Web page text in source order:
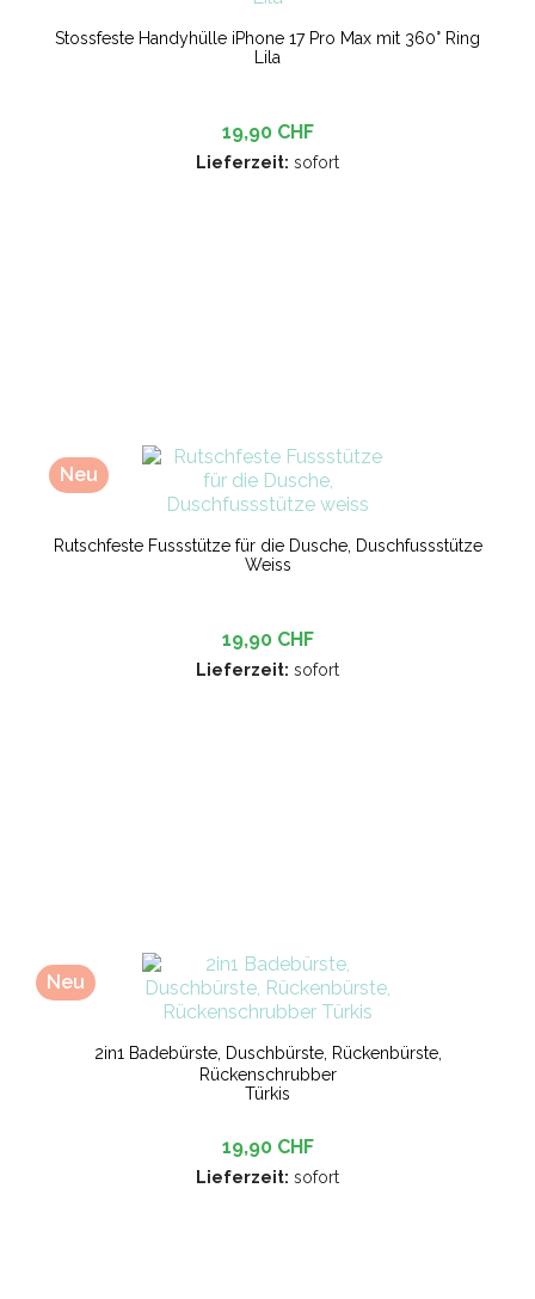
Stossfeste Handyhülle iPhone 17 Pro Max mit 360° Ring
Lila
19,90 CHF
Lieferzeit: sofort
Rutschfeste Fussstütze für die Dusche, Duschfussstütze
Weiss
19,90 CHF
Lieferzeit: sofort
Neu
2in1 Badebürste, Duschbürste, Rückenbürste,
Rückenschrubber
Türkis
19,90 CHF
Lieferzeit: sofort
Neu